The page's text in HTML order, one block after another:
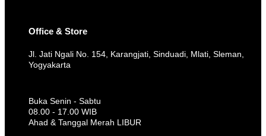
Office & Store
Jl. Jati Ngali No. 154, Karangjati, Sinduadi, Mlati, Sleman,
Yogyakarta
Buka Senin - Sabtu
08.00 - 17.00 WIB
Ahad & Tanggal Merah LIBUR